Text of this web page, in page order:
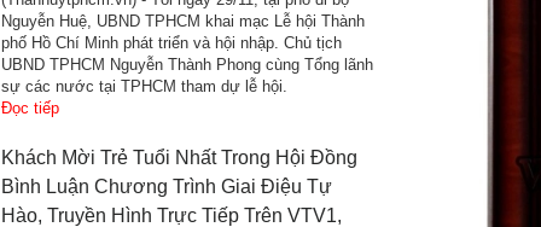
Nguyễn Huệ, UBND TPHCM khai mạc Lễ hội Thành
phố Hồ Chí Minh phát triển và hội nhập. Chủ tịch
UBND TPHCM Nguyễn Thành Phong cùng Tổng lãnh
sự các nước tại TPHCM tham dự lễ hội.
Đọc tiếp
Khách Mời Trẻ Tuổi Nhất Trong Hội Đồng
Bình Luận Chương Trình Giai Điệu Tự
Hào, Truyền Hình Trực Tiếp Trên VTV1,